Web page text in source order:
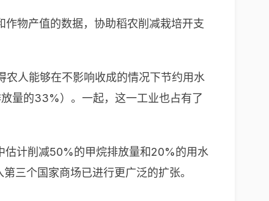
物产值的数据，协助稻农削减栽培开支
人能够在不影响收成的情况下节约用水
量的33%）。一起，这一工业也占有了
估计削减50%的甲烷排放量和20%的用水
三个国家商场已进行更广泛的扩张。